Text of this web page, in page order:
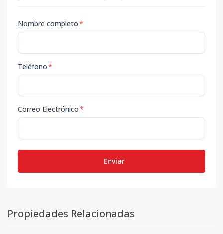
Nombre completo*
Teléfono*
Correo Electrónico*
Enviar
Propiedades Relacionadas